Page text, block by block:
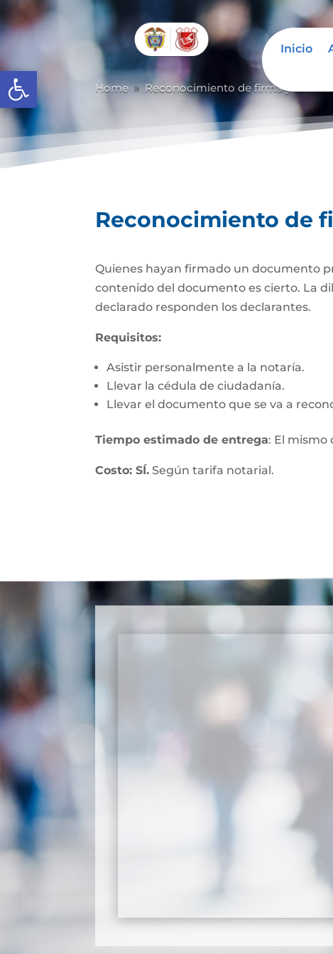
Abrir barra de herramientas
Inicio
Home 9 Reconocimiento de firma y
Reconocimiento de
Quienes hayan firmado un documento
contenido del documento es cierto. La
declarado responden los declarantes.
Requisitos:
Asistir personalmente a la notaría.
Llevar la cédula de ciudadanía.
Llevar el documento que se va a
Tiempo estimado de entrega: El mismo
Costo: SÍ. Según tarifa notarial.